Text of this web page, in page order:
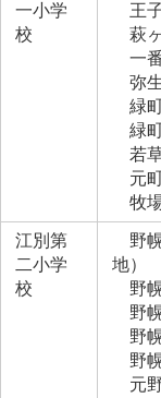
一小学
校
王
萩
一
弥
緑
緑
若
元
牧
江別第
二小学
校
野幌
地）
野
野幌
野幌
野
元野